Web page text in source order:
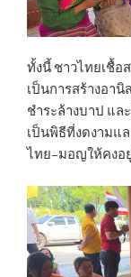
ทั้งนี้ ชาวไทยเชื้อ
เป็นการสร้างอา
ชำระล้างบาป แ
เป็นพิธีที่งดงามแ
ไทย–มอญให้คงอ